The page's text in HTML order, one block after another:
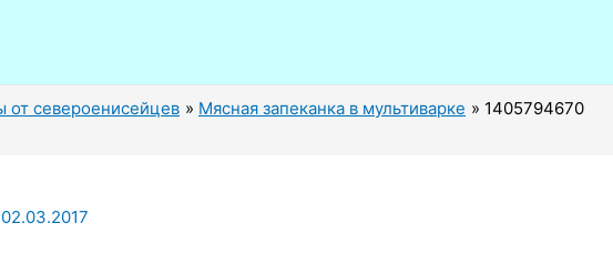
от североенисейцев Мясная запеканка в мультиварке 1405794670
02.03.2017